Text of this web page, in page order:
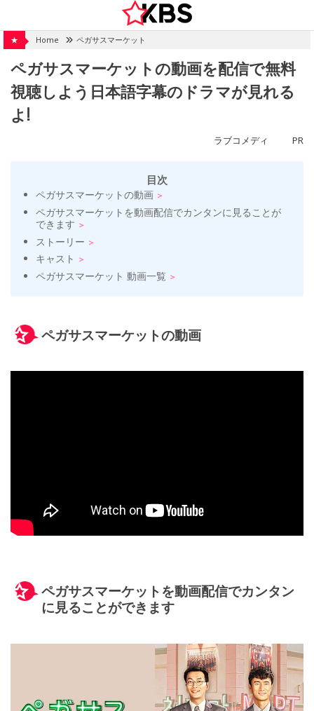
content
★ Home ペガサスマーケット
ペガサスマーケットの動画を配信で無料
視聴しよう日本語字幕のドラマが見れる
よ!
ラブコメディ PR
目次
ペガサスマーケットの動画
ペガサスマーケットを動画配信でカンタンに見ることが
できます
ストーリー
キャスト
ペガサスマーケット 動画一覧
ペガサスマーケットの動画
ペガサスマーケットを動画配信でカンタン
に見ることができます